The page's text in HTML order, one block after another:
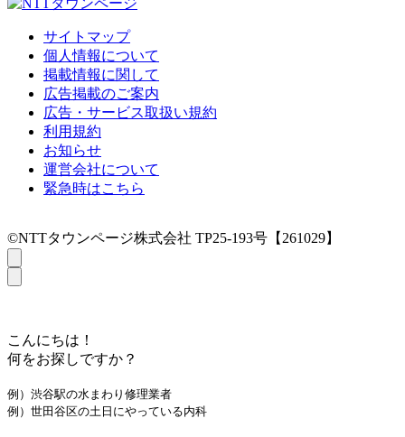
サイトマップ
個人情報について
掲載情報に関して
広告掲載のご案内
広告・サービス取扱い規約
利用規約
お知らせ
運営会社について
緊急時はこちら
©NTTタウンページ株式会社 TP25-193号【261029】
こんにちは！
何をお探しですか？
例）渋谷駅の水まわり修理業者
例）世田谷区の土日にやっている内科